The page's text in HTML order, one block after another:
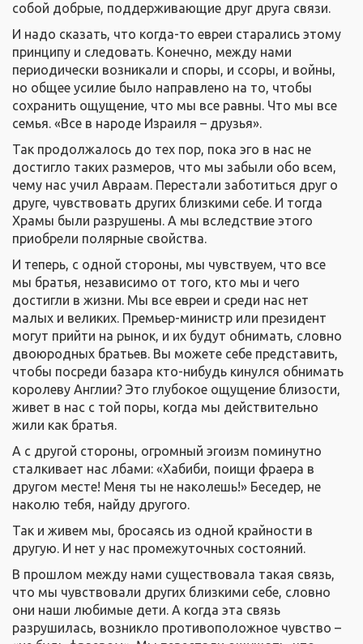
собой добрые, поддерживающие друг друга связи.
И надо сказать, что когда-то евреи старались этому
принципу и следовать. Конечно, между нами
периодически возникали и споры, и ссоры, и войны,
но общее усилие было направлено на то, чтобы
сохранить ощущение, что мы все равны. Что мы все
семья. «Все в народе Израиля – друзья».
Так продолжалось до тех пор, пока эго в нас не
достигло таких размеров, что мы забыли обо всем,
чему нас учил Авраам. Перестали заботиться друг о
друге, чувствовать других близкими себе. И тогда
Храмы были разрушены. А мы вследствие этого
приобрели полярные свойства.
И теперь, с одной стороны, мы чувствуем, что все
мы братья, независимо от того, кто мы и чего
достигли в жизни. Мы все евреи и среди нас нет
малых и великих. Премьер-министр или президент
могут прийти на рынок, и их будут обнимать, словно
двоюродных братьев. Вы можете себе представить,
чтобы посреди базара кто-нибудь кинулся обнимать
королеву Англии? Это глубокое ощущение близости,
живет в нас с той поры, когда мы действительно
жили как братья.
А с другой стороны, огромный эгоизм поминутно
сталкивает нас лбами: «Хабиби, поищи фраера в
другом месте! Меня ты не наколешь!» Беседер, не
наколю тебя, найду другого.
Так и живем мы, бросаясь из одной крайности в
другую. И нет у нас промежуточных состояний.
В прошлом между нами существовала такая связь,
что мы чувствовали других близкими себе, словно
они наши любимые дети. А когда эта связь
разрушилась, возникло противоположное чувство –